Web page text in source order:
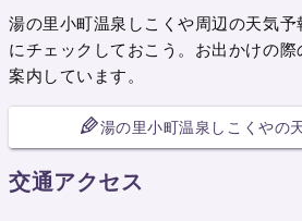
湯の里小町温泉しこくや周辺の天気
にチェックしておこう。お出かけの
案内しています。
湯の里小町温泉しこくやの
交通アクセス